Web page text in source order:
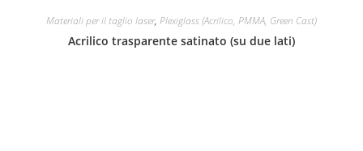
Materiali per il taglio laser, Plexiglass (Acrilico, PMMA, Green Cast)
Acrilico trasparente satinato (su due lati)